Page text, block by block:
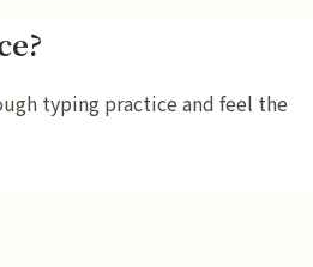
typing practice and feel the